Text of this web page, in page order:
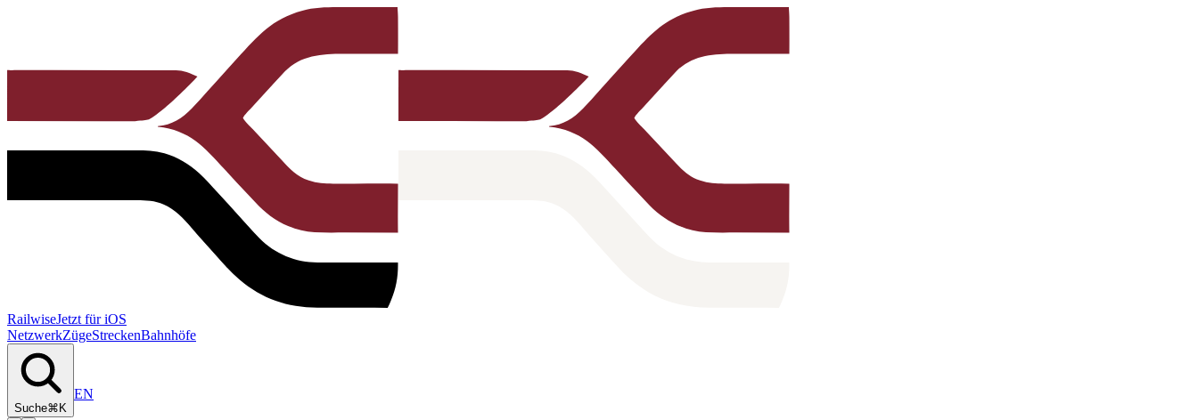
RailwiseJetzt für iOS
NetzwerkZügeStreckenBahnhöfe
Suche⌘K
EN